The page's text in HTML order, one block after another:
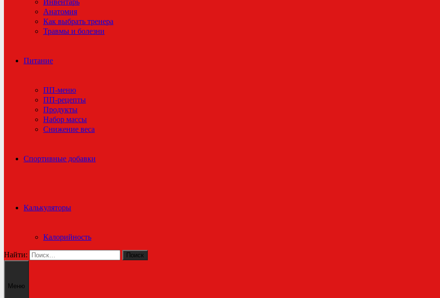
Инвентарь
Анатомия
Как выбрать тренера
Травмы и болезни
Питание
ПП-меню
ПП-рецепты
Продукты
Набор массы
Снижение веса
Спортивные добавки
Калькуляторы
Калорийность
Найти:
Меню